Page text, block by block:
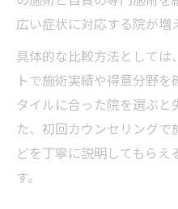
広い症状に対応する院が増
具体的な比較方法としては
トで施術実績や得意分野
タイルに合った院を選ぶと
た、初回カウンセリング
どを丁寧に説明してもらえ
す。